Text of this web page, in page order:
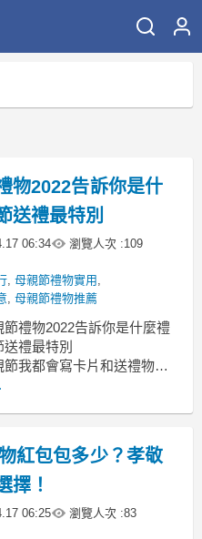
物2022告訴你是什
送禮最特別
06:34 瀏覽人次 :109
, 母親節禮物實用 ,
, 母親節禮物推薦
節禮物2022告訴你是什麼禮
禮最特別
節我都會寫卡片和送禮物特
物
幾乎都會有蛋糕特別的母親
還有什麼好的禮物?
紅包包多少？孝敬
擇！
06:25 瀏覽人次 :83